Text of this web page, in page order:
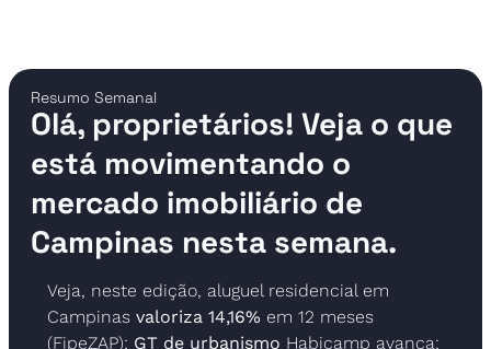
Resumo Semanal
Olá, proprietários! Veja o que
está movimentando o
mercado imobiliário de
Campinas nesta semana.
Veja, neste edição, aluguel residencial em
Campinas valoriza 14,16% em 12 meses
(FipeZAP); GT de urbanismo